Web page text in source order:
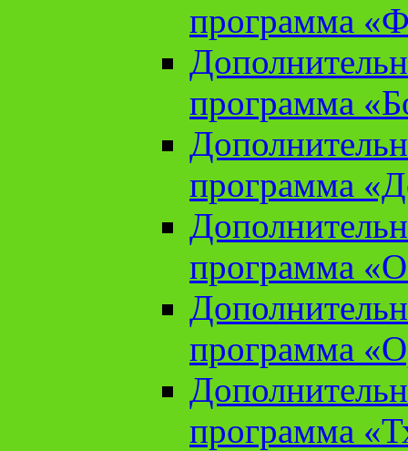
программа
программа
программа
программа
программа
программа